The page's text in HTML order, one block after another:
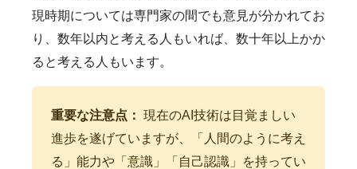
現時期については専門家の間でも意見が分かれてお
り、数年以内と考える人もいれば、数十年以上かか
ると考える人もいます。
重要な注意点： 現在のAI技術は目覚ましい
進歩を遂げていますが、「人間のように考え
る」能力や「意識」「自己認識」を持ってい